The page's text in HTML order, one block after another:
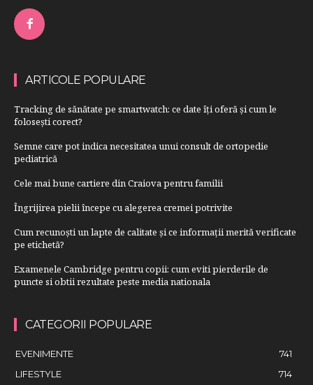
ARTICOLE POPULARE
Tracking de sănătate pe smartwatch: ce date îți oferă și cum le
folosești corect?
Semne care pot indica necesitatea unui consult de ortopedie
pediatrică
Cele mai bune cartiere din Craiova pentru familii
Îngrijirea pielii începe cu alegerea cremei potrivite
Cum recunoști un lapte de calitate și ce informații merită verificate
pe etichetă?
Examenele Cambridge pentru copii: cum eviti pierderile de
puncte si obtii rezultate peste media nationala
CATEGORII POPULARE
EVENIMENTE
741
LIFESTYLE
714